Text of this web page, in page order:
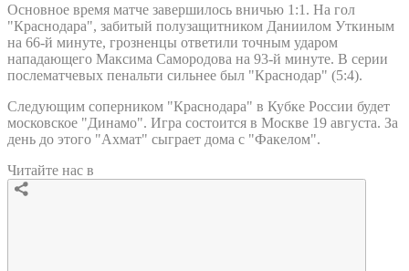
Основное время матче завершилось вничью 1:1. На гол
"Краснодара", забитый полузащитником Даниилом Уткиным
на 66-й минуте, грозненцы ответили точным ударом
нападающего Максима Самородова на 93-й минуте. В серии
послематчевых пенальти сильнее был "Краснодар" (5:4).
Следующим соперником "Краснодара" в Кубке России будет
московское "Динамо". Игра состоится в Москве 19 августа. За
день до этого "Ахмат" сыграет дома с "Факелом".
Читайте нас в